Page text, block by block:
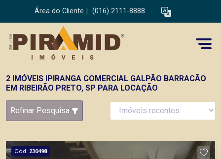
Área do Cliente (016) 2111-8888
2 IMÓVEIS IPIRANGA COMERCIAL GALPÃO BARRACÃO
EM RIBEIRÃO PRETO, SP PARA LOCAÇÃO
Refinar Pesquisa
Cód. 230498